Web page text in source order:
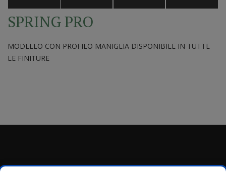
SPRING PRO
MODELLO CON PROFILO MANIGLIA DISPONIBILE IN TUTTE
LE FINITURE